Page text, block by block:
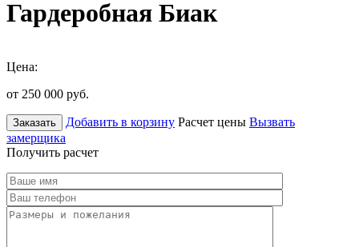
Гардеробная Биак
Цена:
от 250 000 руб.
Заказать Добавить в корзину Расчет цены Вызвать
замерщика
Получить расчет